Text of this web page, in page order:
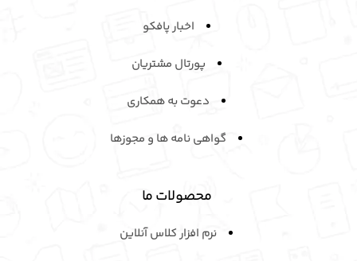
اخبار پافکو
پورتال مشتریان
دعوت به همکاری
گواهی نامه ها و مجوزها
محصولات ما
نرم افزار کلاس آنلاین